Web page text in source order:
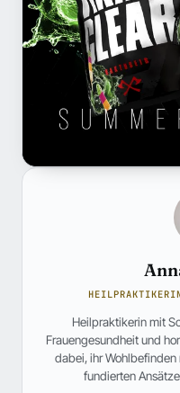
Heilpraktikerin mit
Frauengesundheit und
dabei, ihr
fundierten